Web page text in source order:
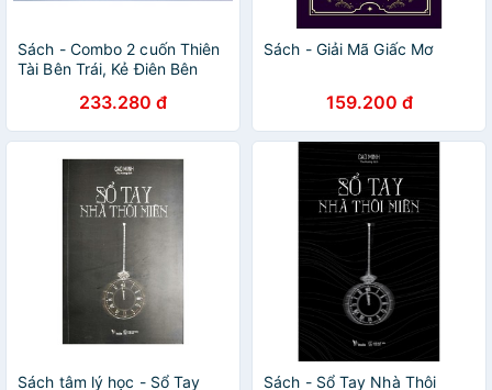
Sách - Combo 2 cuốn Thiên
Tài Bên Trái, Kẻ Điên Bên
tập 1 (tái bản)233.280 đ
Sách - Giải Mã Giấc Mơ
159.200 đ
Sách tâm lý học - Sổ Tay
Sách - Sổ Tay Nhà Thôi